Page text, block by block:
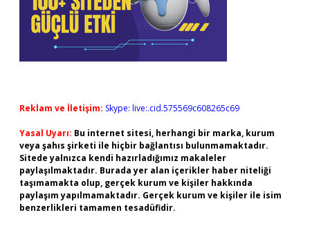
Reklam ve İletişim: Skype: live:.cid.575569c608265c69
Yasal Uyarı: Bu internet sitesi, herhangi bir marka, kurum
veya şahıs şirketi ile hiçbir bağlantısı bulunmamaktadır.
Sitede yalnızca kendi hazırladığımız makaleler
paylaşılmaktadır. Burada yer alan içerikler haber niteliği
taşımamakta olup, gerçek kurum ve kişiler hakkında
paylaşım yapılmamaktadır. Gerçek kurum ve kişiler ile isim
benzerlikleri tamamen tesadüfidir.